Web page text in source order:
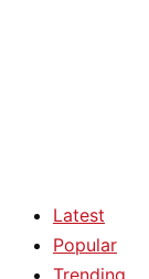
Latest
Popular
Trending